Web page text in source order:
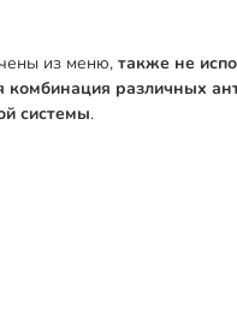
из меню, также не
комбинация различных
системы.